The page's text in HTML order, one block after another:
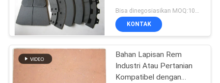
KONTAK
Bahan Lapisan Rem
Industri Atau Pertanian
Kompatibel dengan